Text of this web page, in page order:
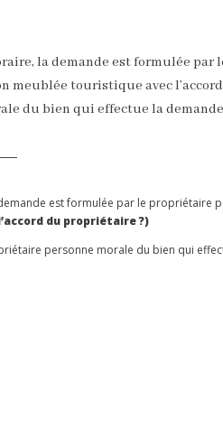
la demande est formulée
touristique avec
du bien qui effectue la demande
est formulée par le propriétaire
du propriétaire ?)
personne morale du bien qui